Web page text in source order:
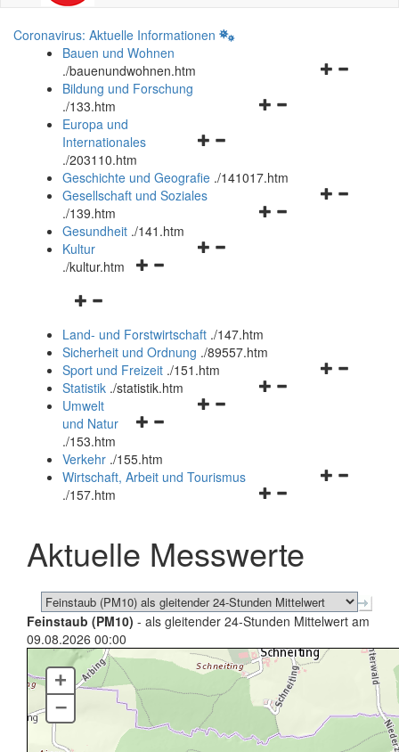
Coronavirus: Aktuelle Informationen
Bauen und Wohnen
./bauenundwohnen.htm
Navigationsmenü
Bildung und Forschung
./133.htm
Navigationsmenü
und
schließen
Europa und
Internationales
./203110.htm
Geschichte und Geografie ./141017.htm
Navigationsmenü
Gesellschaft und Soziales
./139.htm
Navigationsmenü
Gesundheit ./141.htm
Navigationsmenü
Kultur
./kultur.htm
Navigationsmenü
und
schließen
Land- und Forstwirtschaft ./147.htm
Sicherheit und Ordnung ./89557.htm
Navigationsmenü
Sport und Freizeit ./151.htm
Navigationsmenü
Statistik ./statistik.htm
Navigationsmenü
und
schließen
Umwelt
und Natur
./153.htm
Verkehr ./155.htm
Navigationsmenü
schließen
Wirtschaft, Arbeit und Tourismus
./157.htm
Aktuelle Messwerte
Feinstaub (PM10) - als gleitender 24-Stunden Mittelwert am
09.08.2026 00:00
+
–